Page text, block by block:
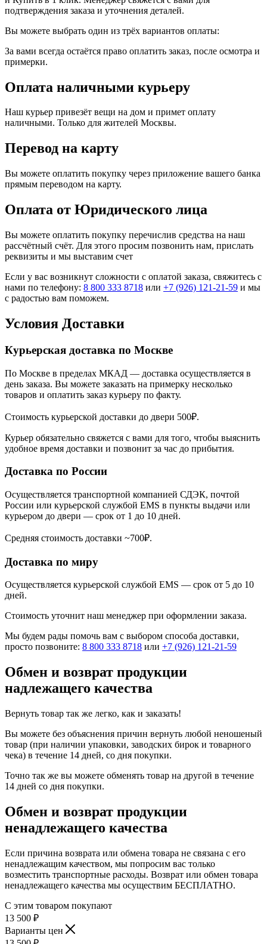
подтверждения заказа и уточнения деталей.
Вы можете выбрать один из трёх вариантов оплаты:
За вами всегда остаётся право оплатить заказ, после осмотра и
примерки.
Оплата наличными курьеру
Наш курьер привезёт вещи на дом и примет оплату
наличными. Только для жителей Москвы.
Перевод на карту
Вы можете оплатить покупку через приложение вашего банка
прямым переводом на карту.
Оплата от Юридического лица
Вы можете оплатить покупку перечислив средства на наш
рассчётный счёт. Для этого просим позвонить нам, прислать
реквизиты и мы выставим счет
Если у вас возникнут сложности с оплатой заказа, свяжитесь с
нами по телефону: 8 800 333 8718 или +7 (926) 121-21-59 и мы
с радостью вам поможем.
Условия Доставки
Курьерская доставка по Москве
По Москве в пределах МКАД — доставка осуществляется в
день заказа. Вы можете заказать на примерку несколько
товаров и оплатить заказ курьеру по факту.
Стоимость курьерской доставки до двери 500₽.
Курьер обязательно свяжется с вами для того, чтобы выяснить
удобное время доставки и позвонит за час до прибытия.
Доставка по России
Осуществляется транспортной компанией СДЭК, почтой
России или курьерской службой EMS в пункты выдачи или
курьером до двери — срок от 1 до 10 дней.
Средняя стоимость доставки ~700₽.
Доставка по миру
Осуществляется курьерской службой EMS — срок от 5 до 10
дней.
Стоимость уточнит наш менеджер при оформлении заказа.
Мы будем рады помочь вам с выбором способа доставки,
просто позвоните: 8 800 333 8718 или +7 (926) 121-21-59
Обмен и возврат продукции
надлежащего качества
Вернуть товар так же легко, как и заказать!
Вы можете без объяснения причин вернуть любой неношеный
товар (при наличии упаковки, заводских бирок и товарного
чека) в течение 14 дней, со дня покупки.
Точно так же вы можете обменять товар на другой в течение
14 дней со дня покупки.
Обмен и возврат продукции
ненадлежащего качества
Если причина возврата или обмена товара не связана с его
ненадлежащим качеством, мы попросим вас только
возместить транспортные расходы. Возврат или обмен товара
ненадлежащего качества мы осуществим БЕСПЛАТНО.
С этим товаром покупают
13 500 ₽
Варианты цен